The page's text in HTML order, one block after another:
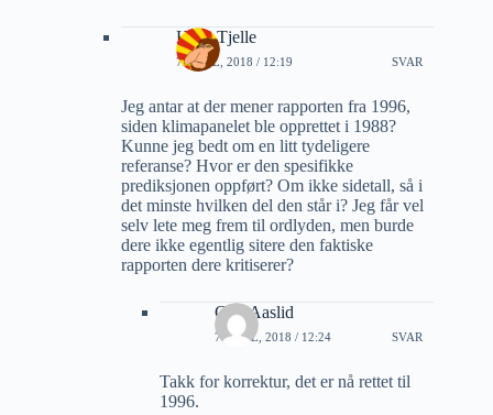
Hans Tjelle
7 APRIL, 2018 / 12:19 SVAR
Jeg antar at der mener rapporten fra 1996,
siden klimapanelet ble opprettet i 1988?
Kunne jeg bedt om en litt tydeligere
referanse? Hvor er den spesifikke
prediksjonen oppført? Om ikke sidetall, så i
det minste hvilken del den står i? Jeg får vel
selv lete meg frem til ordlyden, men burde
dere ikke egentlig sitere den faktiske
rapporten dere kritiserer?
Geir Aaslid
7 APRIL, 2018 / 12:24 SVAR
Takk for korrektur, det er nå rettet til
1996.